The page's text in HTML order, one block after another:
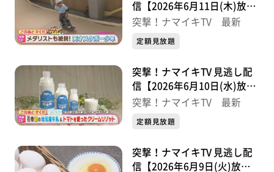
信【2026年6月11日(木)放送
分】
突撃！ナマイキTV 最新
定額見放題
突撃！ナマイキTV 見逃し配
信【2026年6月10日(水)放送
分】
突撃！ナマイキTV 最新
定額見放題
突撃！ナマイキTV 見逃し配
信【2026年6月9日(火)放送